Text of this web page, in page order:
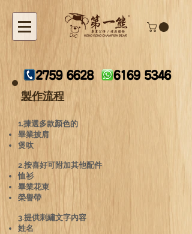
製作流程
1.揀選多款顏色的
畢業披肩
煲呔
2.按喜好可附加其他配件
恤衫
畢業花束
榮譽帶
3.提供刺繡文字內容
姓名